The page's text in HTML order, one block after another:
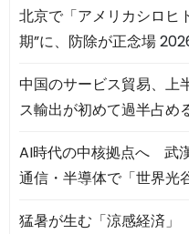
北京で「アメリカシロ
期”に、防除が正念場
中国のサービス貿易、
ス輸出が初めて過半占め
AI時代の中核拠点へ 武
通信・半導体で「世界光
猛暑が生む「涼感経済